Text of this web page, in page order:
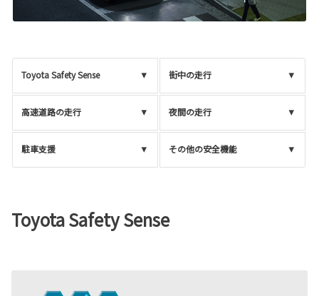
Toyota Safety Sense 街中の走行
高速道路の走行 夜間の走行
駐車支援 その他の安全機能
Toyota Safety Sense